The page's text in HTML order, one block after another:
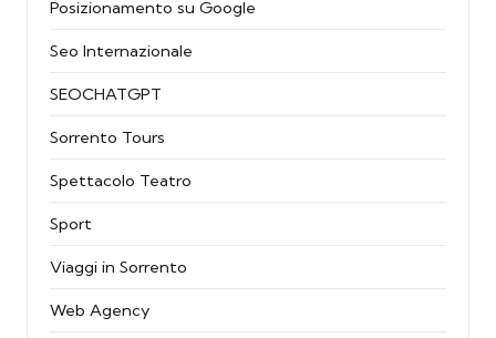
Posizionamento su Google
Seo Internazionale
SEOCHATGPT
Sorrento Tours
Spettacolo Teatro
Sport
Viaggi in Sorrento
Web Agency